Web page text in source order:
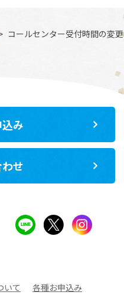
コールセンター受付時間の変
み
せ
いて
各種お申込み